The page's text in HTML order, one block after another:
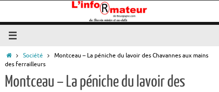
contenu
Accueil
Société
Montceau – La péniche du lavoir des Chavannes aux mains
des ferrailleurs
Montceau – La péniche du lavoir des